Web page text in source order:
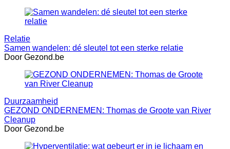
Relatie
Samen wandelen: dé sleutel tot een sterke relatie
Door Gezond.be
Duurzaamheid
GEZOND ONDERNEMEN: Thomas de Groote van River
Cleanup
Door Gezond.be